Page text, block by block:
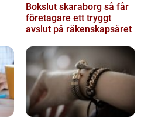
Bokslut skaraborg så får
företagare ett tryggt
avslut på räkenskapsåret